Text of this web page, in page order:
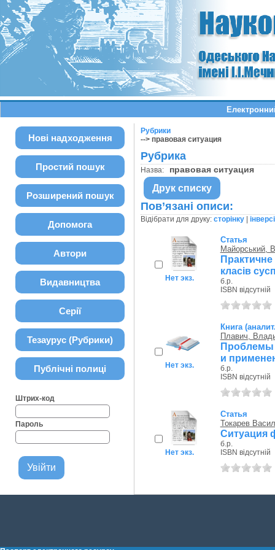
Нові надходження
Простий пошук
Розширений пошук
Допомога
Автори
Видавництва
Серії
Тезаурус (Рубрики)
Публічні полиці
Штрих-код
Пароль
Рубрики
--> правовая ситуация
Рубрика
Назва: правовая ситуация
Друк списку
Пов’язані описи:
Відібрати для друку: сторінку|
Нет экз.
Статья
Майорський,
класів
б.р.
ISBN відсутній
Нет экз.
Книга
Плавич,
Проблемы
и
б.р.
ISBN відсутній
Нет экз.
Статья
Токарев
Ситуация
б.р.
ISBN відсутній